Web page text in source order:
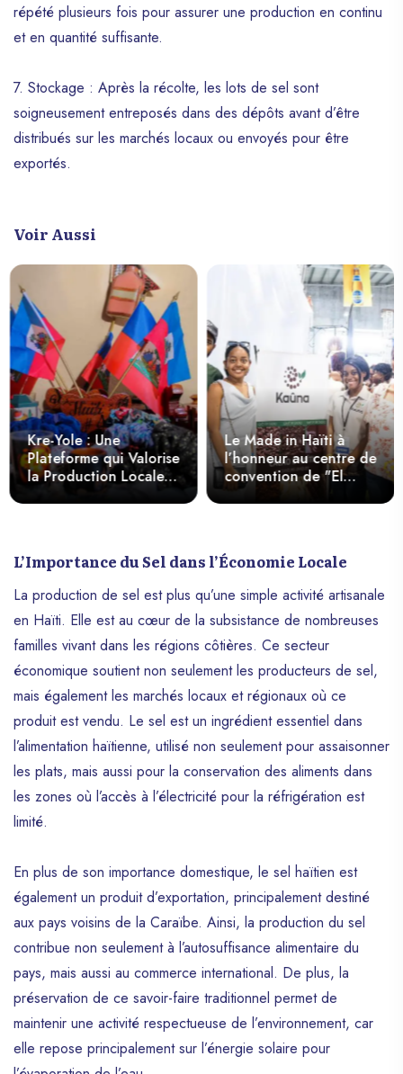
répété plusieurs fois pour assurer une production en continu
et en quantité suffisante.
7. Stockage : Après la récolte, les lots de sel sont
soigneusement entreposés dans des dépôts avant d’être
distribués sur les marchés locaux ou envoyés pour être
exportés.
Voir Aussi
Kre-Yole : Une
Plateforme qui Valorise
la Production Locale
Le Made in Haïti à
l’honneur au centre de
convention de "El
L’Importance du Sel dans l’Économie Locale
La production de sel est plus qu’une simple activité artisanale
en Haïti. Elle est au cœur de la subsistance de nombreuses
familles vivant dans les régions côtières. Ce secteur
économique soutient non seulement les producteurs de sel,
mais également les marchés locaux et régionaux où ce
produit est vendu. Le sel est un ingrédient essentiel dans
l’alimentation haïtienne, utilisé non seulement pour assaisonner
les plats, mais aussi pour la conservation des aliments dans
les zones où l’accès à l’électricité pour la réfrigération est
limité.
En plus de son importance domestique, le sel haïtien est
également un produit d’exportation, principalement destiné
aux pays voisins de la Caraïbe. Ainsi, la production du sel
contribue non seulement à l’autosuffisance alimentaire du
pays, mais aussi au commerce international. De plus, la
préservation de ce savoir-faire traditionnel permet de
maintenir une activité respectueuse de l’environnement, car
elle repose principalement sur l’énergie solaire pour